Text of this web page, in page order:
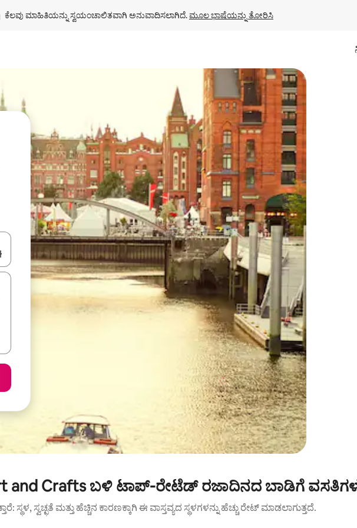
ಕೆಲವು ಮಾಹಿತಿಯನ್ನು ಸ್ವಯಂಚಾಲಿತವಾಗಿ ಅನುವಾದಿಸಲಾಗಿದೆ. ಮೂಲ ಭಾಷೆಯನ್ನು ತೋರಿಸಿ
ನ್ಯಾವಿಗೇಟ್ ಮಾಡಿ ಅಥವಾ ಸ್ಪರ್ಶ ಅಥವಾ ಸ್ವೈಪ್ ಗೆಸ್ಚರ್‌ಗಳ ಮೂಲಕ ಅನ್ವೇಷಿಸಿ.
and Crafts ಬಳಿ ಟಾಪ್-ರೇಟೆಡ್ ರಜಾದಿನದ ಬಾಡಿಗೆ
ಸ್ಥಳ, ಸ್ವಚ್ಛತೆ ಮತ್ತು ಹೆಚ್ಚಿನ ಕಾರಣಕ್ಕಾಗಿ ಈ ವಾಸ್ತವ್ಯದ ಸ್ಥಳಗಳನ್ನು ಹೆಚ್ಚು ರೇಟ್ ಮಾಡಲಾಗುತ್ತದೆ.